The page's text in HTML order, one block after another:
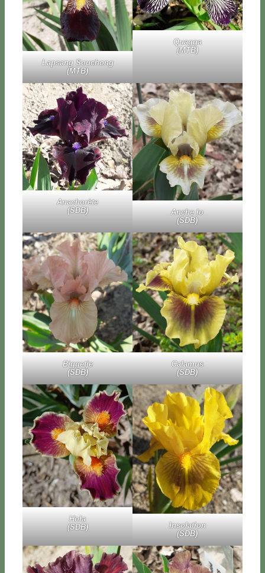
Lap­sang Sou­chong
(MTB)
Quag­ga
(MTB)
Ana­cho­rè­te
(SDB)
An­che Io
(SDB)
Big­ge­t­je
(SDB)
Ca­la­mus
(SDB)
Ho­la
(SDB)
In­so­la­tion
(SDB)